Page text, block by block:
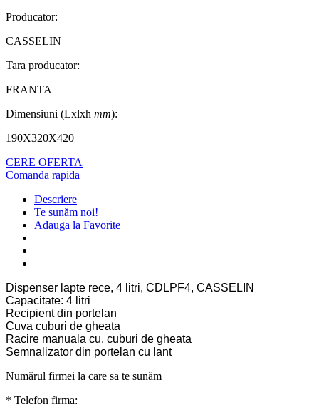
Producator:
CASSELIN
Tara producator:
FRANTA
Dimensiuni (Lxlxh mm):
190X320X420
CERE OFERTA
Comanda rapida
Descriere
Te sunăm noi!
Adauga la Favorite
Dispenser lapte rece, 4 litri, CDLPF4, CASSELIN
Capacitate: 4 litri
Recipient din portelan
Cuva cuburi de gheata
Racire manuala cu, cuburi de gheata
Semnalizator din portelan cu lant
Numărul firmei la care sa te sunăm
* Telefon firma: